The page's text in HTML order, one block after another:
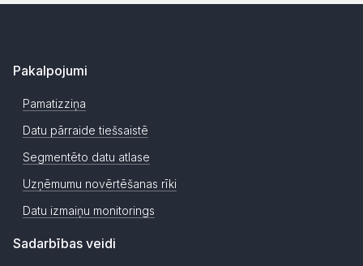
Pakalpojumi
Pamatizziņa
Datu pārraide tiešsaistē
Segmentēto datu atlase
Uzņēmumu novērtēšanas rīki
Datu izmaiņu monitorings
Sadarbības veidi